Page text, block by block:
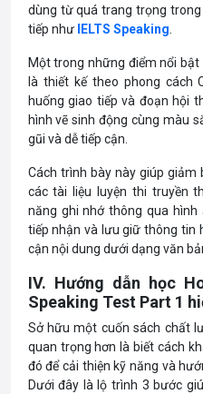
dùng từ quá trang trọng
tiếp như
IELTS Speaking.
Một trong những điểm nổi
là thiết kế theo phong cách
huống giao tiếp và đoạn hội
hình vẽ sinh động cùng màu
gũi và dễ tiếp cận.
Cách trình bày này giúp
các tài liệu luyện thi truyền
năng ghi nhớ thông qua
tiếp nhận và lưu giữ thông tin
cận nội dung dưới dạng văn
IV. Hướng dẫn học
Speaking Test Part 1
Sở hữu một cuốn sách chất
quan trọng hơn là biết cách
đó để cải thiện kỹ năng và
Dưới đây là lộ trình 3 bước